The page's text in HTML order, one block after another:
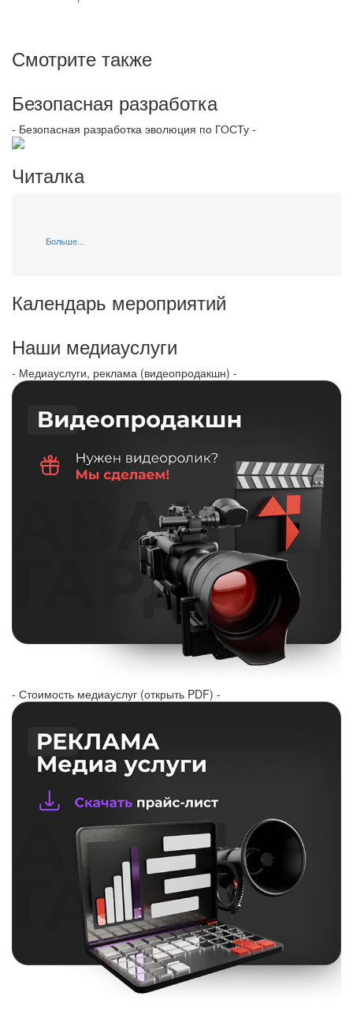
Смотрите также
Безопасная разработка
- Безопасная разработка эволюция по ГОСТу -
Читалка
Больше...
Календарь мероприятий
Наши медиауслуги
- Медиауслуги, реклама (видеопродакшн) -
- Стоимость медиауслуг (открыть PDF) -